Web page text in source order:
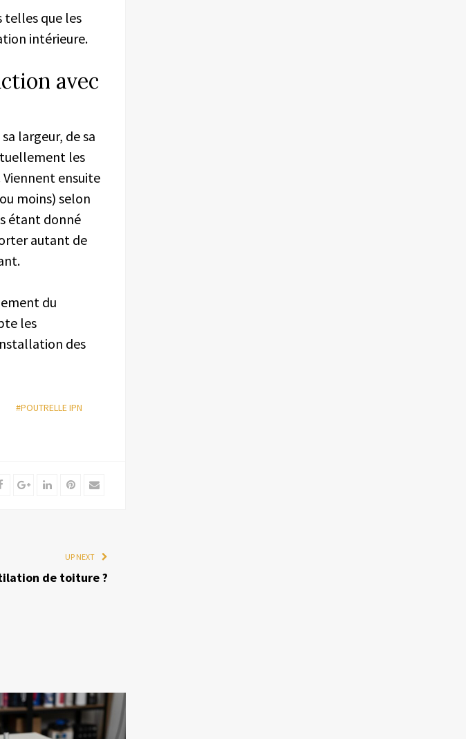
telles que les
intérieure.
avec
largeur, de sa
les
ensuite
moins) selon
étant donné
autant de
du
les
des
#POUTRELLE IPN
FacebookGoogle+LinkedInPinterest
Email
UP NEXT
de toiture ?